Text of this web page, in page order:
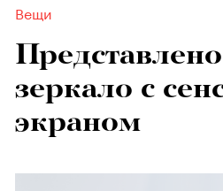
Вещи
зеркало c
экраном